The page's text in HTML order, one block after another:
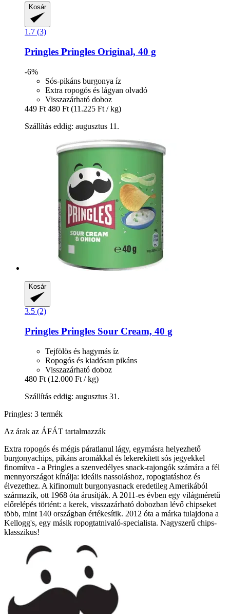
Kosár
1.7 (3)
Pringles Pringles Original, 40 g
-6%
Sós-pikáns burgonya íz
Extra ropogós és lágyan olvadó
Visszazárható doboz
449 Ft 480 Ft (11.225 Ft / kg)
Szállítás eddig: augusztus 11.
Kosár
3.5 (2)
Pringles Pringles Sour Cream, 40 g
Tejfölös és hagymás íz
Ropogós és kiadósan pikáns
Visszazárható doboz
480 Ft (12.000 Ft / kg)
Szállítás eddig: augusztus 31.
Pringles: 3 termék
Az árak az ÁFÁT tartalmazzák
Extra ropogós és mégis páratlanul lágy, egymásra helyezhető
burgonyachips, pikáns aromákkal és lekerekített sós jegyekkel
finomítva - a Pringles a szenvedélyes snack-rajongók számára a fél
mennyországot kínálja: ideális nassoláshoz, ropogtatáshoz és
élvezethez. A kifinomult burgonyasnack eredetileg Amerikából
származik, ott 1968 óta árusítják. A 2011-es évben egy világméretű
előrelépés történt: a kerek, visszazárható dobozban lévő chipseket
több, mint 140 országban értékesítik. 2012 óta a márka tulajdona a
Kellogg's, egy másik ropogtatnivaló-specialista. Nagyszerű chips-
klasszikus!